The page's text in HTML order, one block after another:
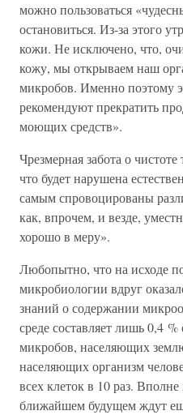
можно пользоваться
остановиться. Из-за этого
кожи. Не исключено, что,
кожу, мы открываем наш
микробов. Именно поэтому
рекомендуют прекратить
моющих средств».
Чрезмерная забота о
что будет нарушена
самым спровоцированы
как, впрочем, и везде,
хорошо в меру».
Любопытно, что на исходе
микробиологии вдруг
знаний о содержании
среде составляет лишь 0,4
микробов, населяющих
населяющих организм
всех клеток в 10 раз.
ближайшем будущем ждут